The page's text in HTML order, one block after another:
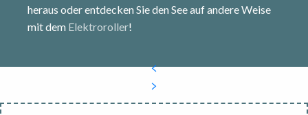
heraus oder entdecken Sie den See auf andere Weise
mit dem Elektroroller!